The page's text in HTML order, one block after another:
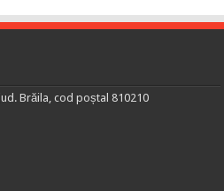
Brăila, cod poștal 810210